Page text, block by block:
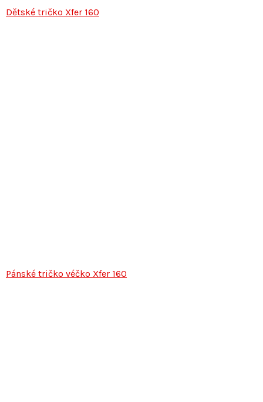
Dětské tričko Xfer 160
Pánské tričko véčko Xfer 160